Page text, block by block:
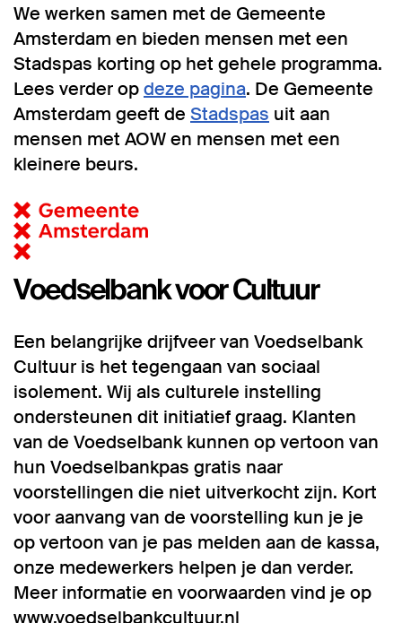
We werken samen met de Gemeente
Amsterdam en bieden mensen met een
Stadspas korting op het gehele programma.
Lees verder opdeze pagina. De Gemeente
Amsterdam geeft de Stadspas uit aan
mensen met AOW en mensen met een
kleinere beurs.
Voedselbank voor Cultuur
Een belangrijke drijfveer van Voedselbank
Cultuur is het tegengaan van sociaal
isolement. Wij als culturele instelling
ondersteunen dit initiatief graag. Klanten
van de Voedselbank kunnen op vertoon van
hun Voedselbankpas gratis naar
voorstellingen die niet uitverkocht zijn. Kort
voor aanvang van de voorstelling kun je je
op vertoon van je pas melden aan de kassa,
onze medewerkers helpen je dan verder.
Meer informatie en voorwaarden vind je op
www.voedselbankcultuur.nl